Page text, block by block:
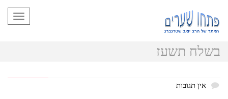
בשלח תשעז
אין תגובות